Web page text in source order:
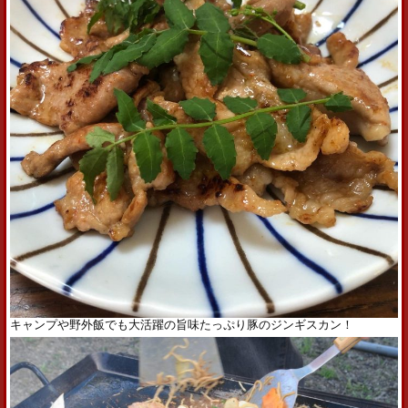
キャンプや野外飯でも大活躍の旨味たっぷり豚のジンギスカン！